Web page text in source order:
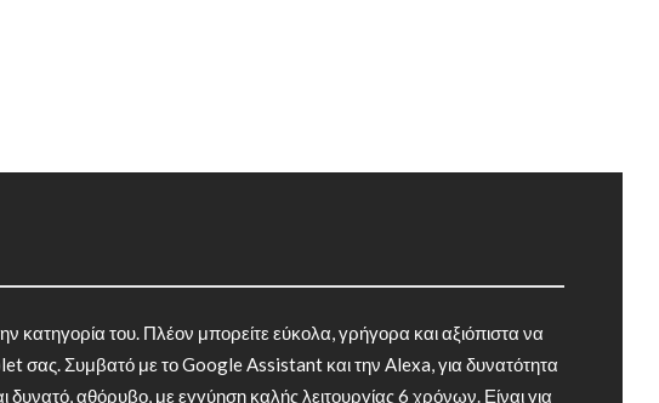
του. Πλέον μπορείτε εύκολα, γρήγορα και αξιόπιστα να
σας. Συμβατό με το Google Assistant και την Alexa, για δυνατότητα
δυνατό, αθόρυβο, με εγγύηση καλής λειτουργίας 6 χρόνων. Είναι για